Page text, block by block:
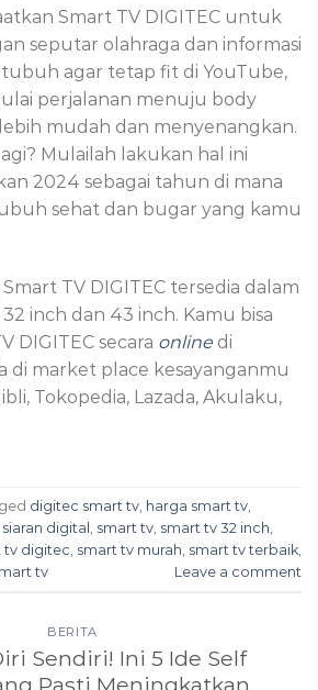
Smart TV DIGITEC untuk
seputar olahraga dan informasi
agar tetap fit di YouTube,
perjalanan menuju body
mudah dan menyenangkan.
Mulailah lakukan hal ini
2024 sebagai tahun di mana
sehat dan bugar yang kamu
TV DIGITEC tersedia dalam
inch dan 43 inch. Kamu bisa
DIGITEC secara online di
di market place kesayanganmu
Tokopedia, Lazada, Akulaku,
digitec smart tv harga smart tv
siaran digital smart tv smart tv 32 inch
tv digitec smart tv murah smart tv terbaik
tv Leave a comment
BERITA
Sendiri! Ini 5 Ide Self
Pasti Meningkatkan